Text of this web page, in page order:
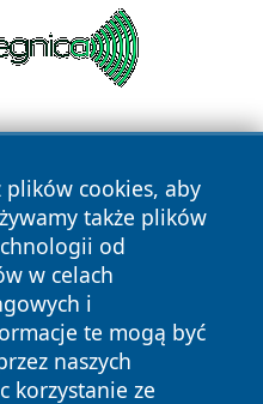
plików cookies, aby
także plików
od
w celach
i
te mogą być
naszych
korzystanie ze
Wszystkie prawa
Polityka